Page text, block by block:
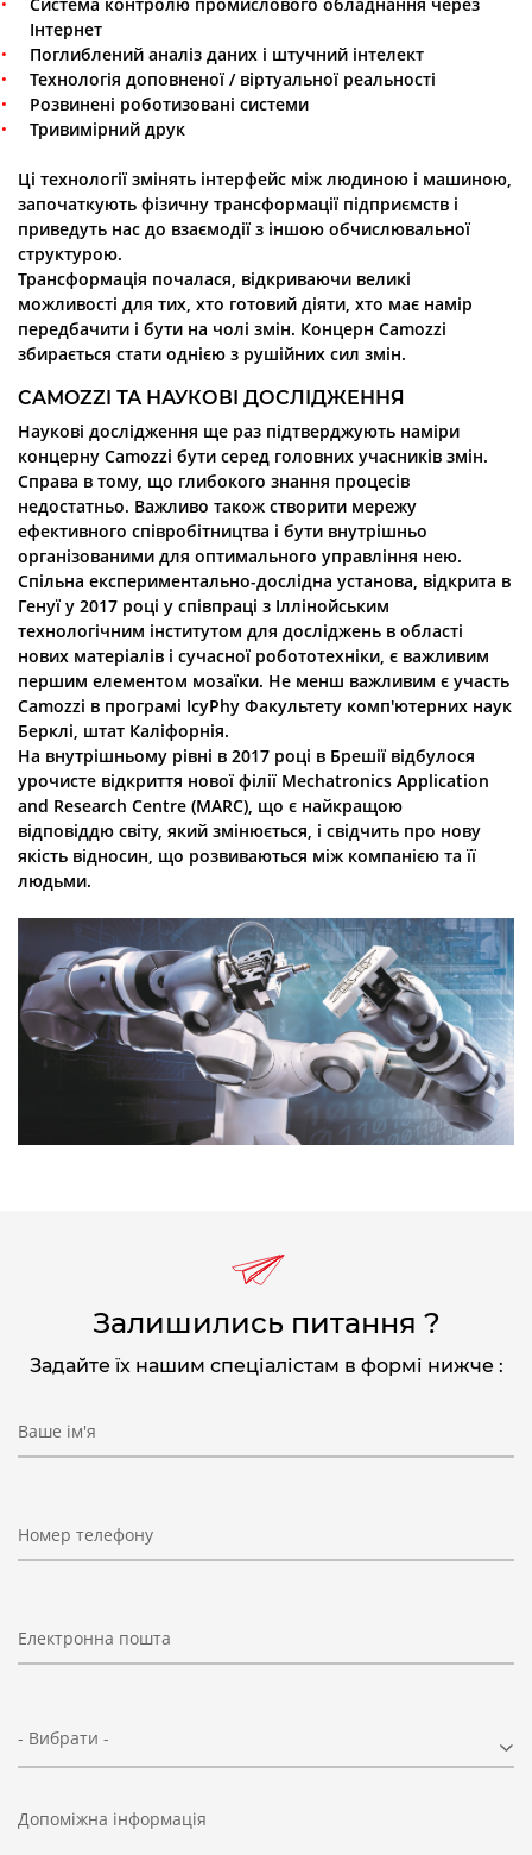
Інтернет
Поглиблений аналіз даних і штучний інтелект
Технологія доповненої / віртуальної реальності
Розвинені роботизовані системи
Тривимірний друк
Ці технології змінять інтерфейс між людиною і машиною,
започаткують фізичну трансформації підприємств і
приведуть нас до взаємодії з іншою обчислювальної
структурою.
Трансформація почалася, відкриваючи великі
можливості для тих, хто готовий діяти, хто має намір
передбачити і бути на чолі змін. Концерн Camozzi
збирається стати однією з рушійних сил змін.
CAMOZZI ТА НАУКОВІ ДОСЛІДЖЕННЯ
Наукові дослідження ще раз підтверджують наміри
концерну Camozzi бути серед головних учасників змін.
Справа в тому, що глибокого знання процесів
недостатньо. Важливо також створити мережу
ефективного співробітництва і бути внутрішньо
організованими для оптимального управління нею.
Спільна експериментально-дослідна установа, відкрита в
Генуї у 2017 році у співпраці з Іллінойським
технологічним інститутом для досліджень в області
нових матеріалів і сучасної робототехніки, є важливим
першим елементом мозаїки. Не менш важливим є участь
Camozzi в програмі IcyPhy Факультету комп'ютерних наук
Берклі, штат Каліфорнія.
На внутрішньому рівні в 2017 році в Брешії відбулося
урочисте відкриття нової філії Mechatronics Application
and Research Centre (MARC), що є найкращою
відповіддю світу, який змінюється, і свідчить про нову
якість відносин, що розвиваються між компанією та її
людьми.
Залишились питання ?
Задайте їх нашим спеціалістам в формі нижче :
Ваше ім'я
Номер телефону
Електронна пошта
- Вибрати -
Допоміжна інформація